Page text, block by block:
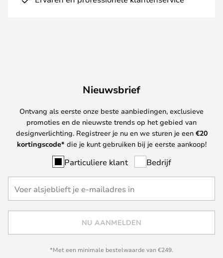
Nieuwsbrief
Ontvang als eerste onze beste aanbiedingen, exclusieve
promoties en de nieuwste trends op het gebied van
designverlichting. Registreer je nu en we sturen je een €20
kortingscode* die je kunt gebruiken bij je eerste aankoop!
Particuliere klant Bedrijf
NU AANMELDEN
*Met een minimale bestelwaarde van €249.